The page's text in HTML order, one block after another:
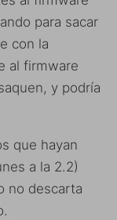
para sacar
con la
al firmware
y podría
que hayan
a la 2.2)
no descarta